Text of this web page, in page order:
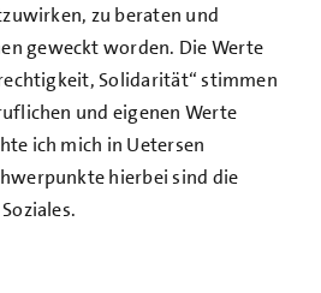
zu beraten und
geweckt worden. Die Werte
Solidarität“ stimmen
und eigenen Werte
ich mich in Uetersen
hierbei sind die